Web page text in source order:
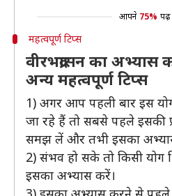
आपने 75% पढ़
महत्वपूर्ण टिप्स
वीरभद्रासन का
अन्य महत्वपूर्ण टिप्स
1) अगर आप पहली बार इस
जा रहे हैं तो सबसे पहले इसकी
समझ लें और तभी इसका
2) संभव हो सके तो किसी योग
इसका अभ्यास करें।